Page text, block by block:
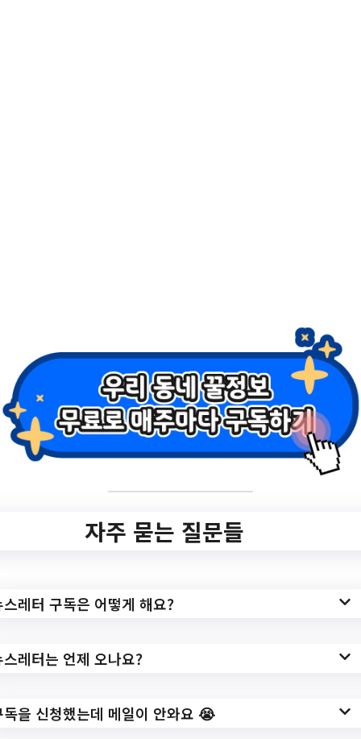
(암 조기 검진)기간
제 근로자 채용 공고
(재공고)
GOSI_05/kor/sub04_02_02/list.do
3. 2023년 인플루엔자
예방접종사업 기간
자주 묻는 질문들
스레터 구독은 어떻게 해요?
스레터는 언제 오나요?
독을 신청했는데 메일이 안와요 😭